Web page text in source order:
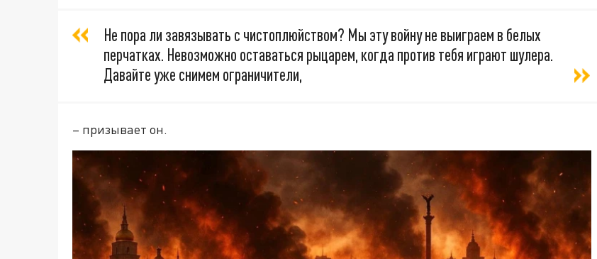
Не пора ли завязывать с чистоплюйством? Мы эту войну не выиграем в белых
перчатках. Невозможно оставаться рыцарем, когда против тебя играют шулера.
Давайте уже снимем ограничители,
– призывает он.